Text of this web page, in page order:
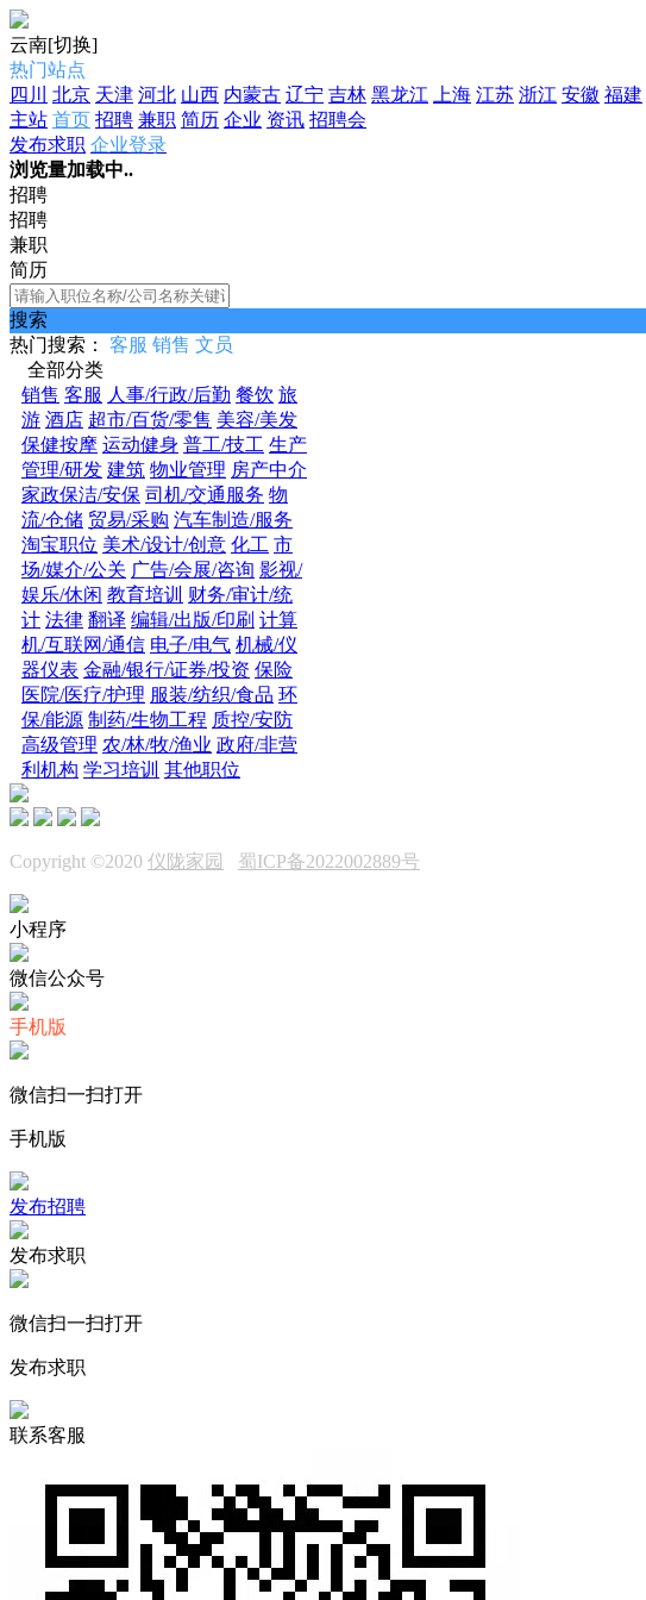
云南[切换]
热门站点
四川
北京 天津 河北 山西 内蒙古 辽宁 吉林 黑龙江 上海 江苏 浙江 安徽 福建
主站 首页 招聘 兼职 简历 企业 资讯 招聘会
发布求职 企业登录
浏览量加载中..
招聘
招聘
兼职
简历
搜索
热门搜索：
客服 销售 文员
全部分类
销售 客服 人事/行政/后勤 餐饮 旅
游 酒店 超市/百货/零售 美容/美发
保健按摩 运动健身 普工/技工 生产
管理/研发 建筑 物业管理 房产中介
家政保洁/安保 司机/交通服务 物
流/仓储 贸易/采购 汽车制造/服务
淘宝职位 美术/设计/创意 化工 市
场/媒介/公关 广告/会展/咨询 影视/
娱乐/休闲 教育培训 财务/审计/统
计 法律 翻译 编辑/出版/印刷 计算
机/互联网/通信 电子/电气 机械/仪
器仪表 金融/银行/证券/投资 保险
医院/医疗/护理 服装/纺织/食品 环
保/能源 制药/生物工程 质控/安防
高级管理 农/林/牧/渔业 政府/非营
利机构 学习培训 其他职位
Copyright ©2020 仪陇家园 蜀ICP备2022002889号
小程序
微信公众号
手机版
微信扫一扫打开
手机版
发布招聘
发布求职
微信扫一扫打开
发布求职
联系客服